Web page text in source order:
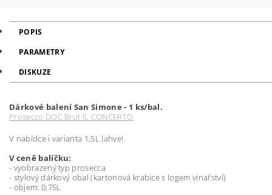
POPIS
PARAMETRY
DISKUZE
Dárkové balení San Simone - 1 ks/bal.
Prosecco DOC Brut IL CONCERTO
V nabídce i varianta 1,5L lahve!
V ceně balíčku:
- vyobrazený typ prosecca
- stylový dárkový obal (kartonová krabice s logem vinařství)
- objem: 0,75L